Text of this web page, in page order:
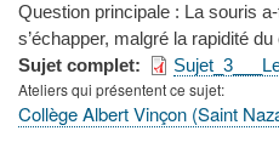
Question principale : La souris
s’échapper, malgré la rapidité du
Sujet complet
Ateliers qui présentent ce sujet
Collège Albert Vinçon (Saint